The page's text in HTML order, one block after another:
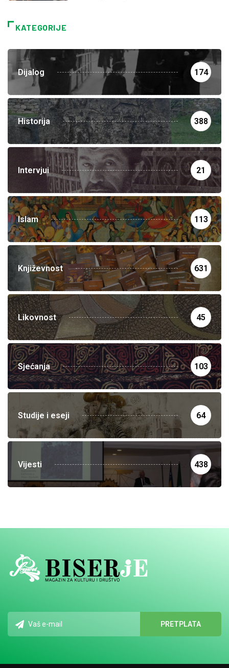
KATEGORIJE
Dijalog 174
Historija 388
Intervjui 21
Islam 113
Književnost 631
Likovnost 45
Sjećanja 103
Studije i eseji 64
Vijesti 438